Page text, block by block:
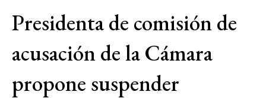
Presidenta de comisión de
acusación de la Cámara
propone suspender